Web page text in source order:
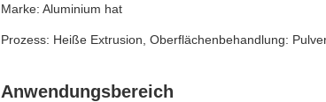
Marke: Aluminium hat
Prozess: Heiße Extrusion, Oberflächenbehandlung:
Anwendungsbereich